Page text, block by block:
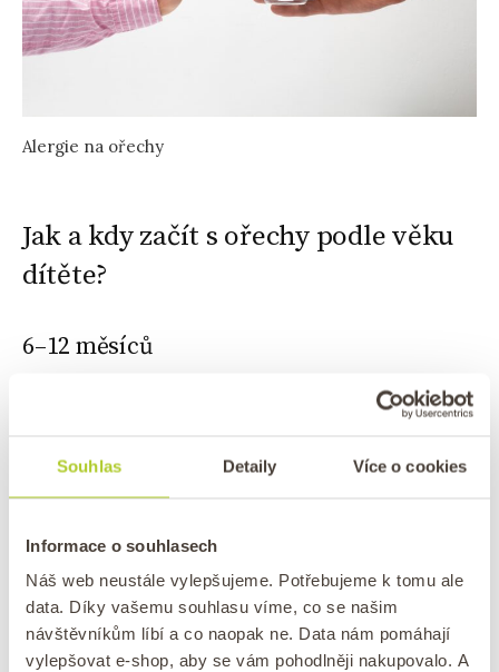
Souhlas Detaily Více o cookies
Informace o souhlasech
Náš web neustále vylepšujeme. Potřebujeme k tomu ale
data. Díky vašemu souhlasu víme, co se našim
návštěvníkům líbí a co naopak ne. Data nám pomáhají
vylepšovat e-shop, aby se vám pohodlněji nakupovalo. A
Alergie na ořechy
Jak a kdy začít s ořechy podle věku
dítěte?
6–12 měsíců
Ještě než začnete dítěti podávat ořechy, měli
První ochutnávka by měla být formou velmi
řídkého ořechového másla
mlékem nebo převařenou vodou, aby vznikla řídká
konzistence.
Podávejte během dne, kdy dítě nekonzumuje